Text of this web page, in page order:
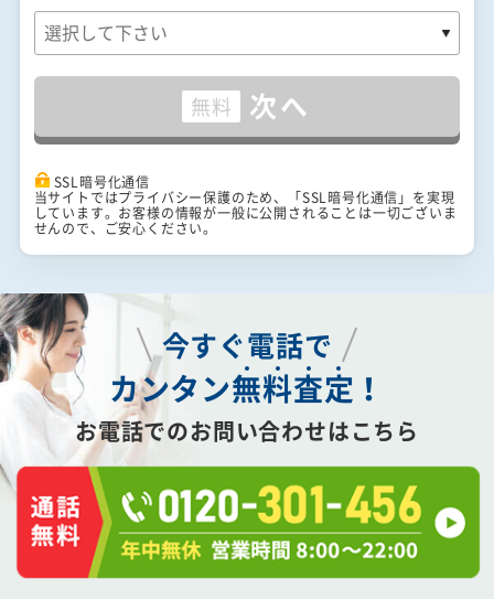
無料 次へ
SSL暗号化通信
当サイトではプライバシー保護のため、「SSL暗号化通信」を実現
しています。お客様の情報が一般に公開されることは一切ございま
せんので、ご安心ください。
今すぐ電話で
カンタン無料査定 ！
お電話でのお問い合わせはこちら